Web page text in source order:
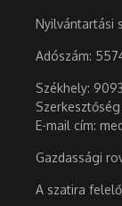
Nyilvántartási
Adószám:
Székhely:
E-mail cím:
Gazdassági
A szatira